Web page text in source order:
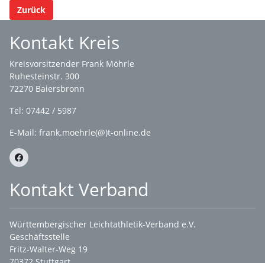
Zurück
Kontakt Kreis
Kreisvorsitzender Frank Möhrle
Ruhesteinstr. 300
72270 Baiersbronn
Tel: 07442 / 5987
E-Mail: frank.moehrle(@)t-online.de
Kontakt Verband
Württembergischer Leichtathletik-Verband e.V.
Geschäftsstelle
Fritz-Walter-Weg 19